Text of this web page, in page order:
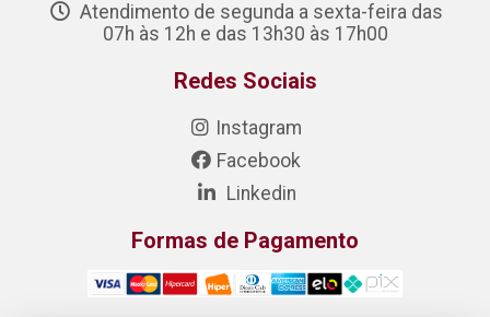
Atendimento de segunda a sexta-feira das
07h às 12h e das 13h30 às 17h00
Redes Sociais
Instagram
Facebook
Linkedin
Formas de Pagamento